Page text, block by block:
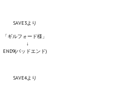
SAVE3より
「ギルフォード様」
↓
END9(バッドエンド)
SAVE4より